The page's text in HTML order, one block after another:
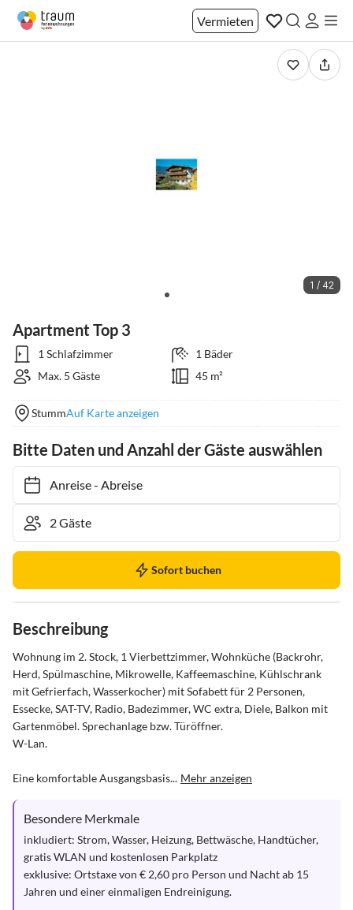
Vermieten
1 / 42
Apartment Top 3
1 Schlafzimmer
1 Bäder
Max. 5 Gäste
45 m²
StummAuf Karte anzeigen
Bitte Daten und Anzahl der Gäste auswählen
Anreise- Abreise
Sofort buchen
Beschreibung
Wohnung im 2. Stock, 1 Vierbettzimmer, Wohnküche (Backrohr,
Herd, Spülmaschine, Mikrowelle, Kaffeemaschine, Kühlschrank
mit Gefrierfach, Wasserkocher) mit Sofabett für 2 Personen,
Essecke, SAT-TV, Radio, Badezimmer, WC extra, Diele, Balkon mit
Gartenmöbel. Sprechanlage bzw. Türöffner.
W-Lan.
Eine komfortable Ausgangsbasis... Mehr anzeigen
Besondere Merkmale
inkludiert: Strom, Wasser, Heizung, Bettwäsche, Handtücher,
gratis WLAN und kostenlosen Parkplatz
exklusive: Ortstaxe von € 2,60 pro Person und Nacht ab 15
Jahren und einer einmaligen Endreinigung.